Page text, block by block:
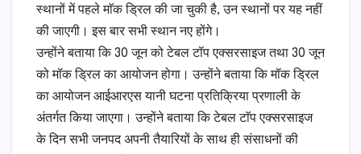
स्थानों में पहले माॅक ड्रिल की जा चुकी है, उन स्थानों पर यह नहीं
की जाएगी। इस बार सभी स्थान नए होंगे।
उन्होंने बताया कि 30 जून को टेबल टॉप एक्सरसाइज तथा 30 जून
को मॉक ड्रिल का आयोजन होगा। उन्होंने बताया कि मॉक ड्रिल
का आयोजन आईआरएस यानी घटना प्रतिक्रिया प्रणाली के
अंतर्गत किया जाएगा। उन्होंने बताया कि टेबल टाॅप एक्सरसाइज
के दिन सभी जनपद अपनी तैयारियों के साथ ही संसाधनों की